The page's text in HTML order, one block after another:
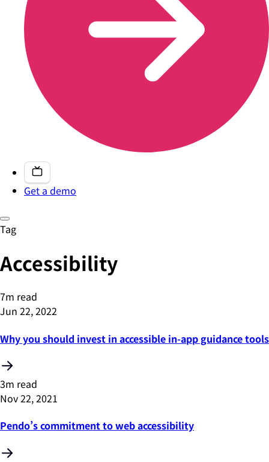
Get a demo
Tag
Accessibility
7m read
Jun 22, 2022
Why you should invest in accessible in-app guidance tools
3m read
Nov 22, 2021
Pendo’s commitment to web accessibility